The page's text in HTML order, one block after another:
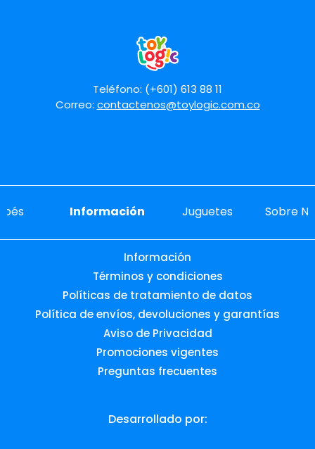
Teléfono: (+601) 613 88 11
Correo: contactenos@toylogic.com.co
Información Juguetes Sobre
Información
Términos y condiciones
Políticas de tratamiento de datos
Política de envíos, devoluciones y garantías
Aviso de Privacidad
Promociones vigentes
Preguntas frecuentes
Desarrollado por: